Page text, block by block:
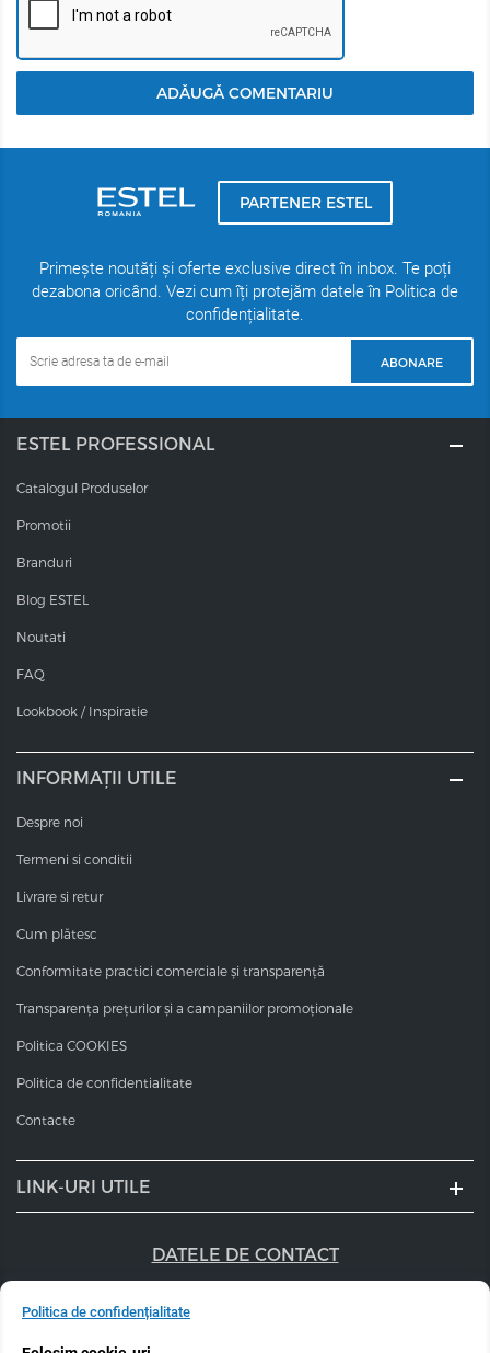
ADĂUGĂ COMENTARIU
PARTENER ESTEL
Primește noutăți și oferte exclusive direct în inbox. Te poți
dezabona oricând. Vezi cum îți protejăm datele în Politica de
confidențialitate.
ABONARE
ESTEL PROFESSIONAL
Catalogul Produselor
Promotii
Branduri
Blog ESTEL
Noutati
FAQ
Lookbook / Inspiratie
INFORMAȚII UTILE
Despre noi
Termeni si conditii
Livrare si retur
Cum plătesc
Conformitate practici comerciale și transparență
Transparența prețurilor și a campaniilor promoționale
Politica COOKIES
Politica de confidentialitate
Contacte
LINK-URI UTILE
DATELE DE CONTACT
+40 747 056 359
Politica de confidențialitate